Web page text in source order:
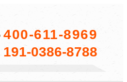
400-611-8969
191-0386-8788